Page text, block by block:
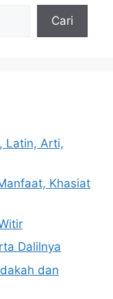
Cari
Latin, Arti,
Khasiat
Dalilnya
dan